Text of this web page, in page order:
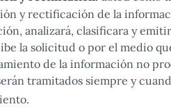
y rectificación de la
analizará, clasificara y
la solicitud o por el medio
de la información no
tramitados siempre y